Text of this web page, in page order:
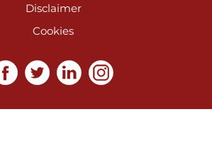
Disclaimer
Cookies